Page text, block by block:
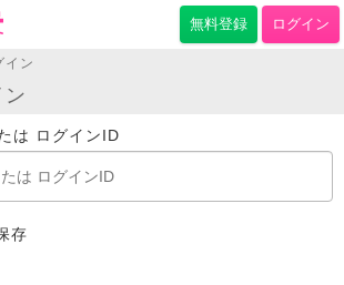
無料登録 ログイン
イン
は ログインID
存